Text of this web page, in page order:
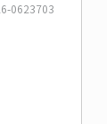
0623703